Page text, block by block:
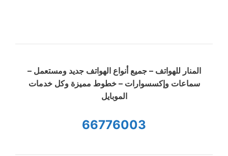
المنار للهواتف – جميع أنواع الهواتف جديد ومستعمل –
سماعات وإكسسوارات – خطوط مميزة وكل خدمات
الموبايل
66776003